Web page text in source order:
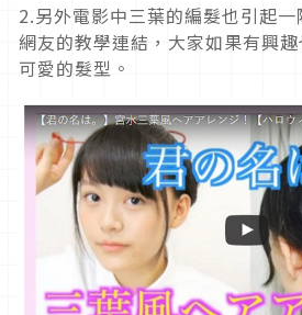
2.另外電影中三葉的編髮也引起
網友的教學連結，大家如果有興
可愛的髮型。